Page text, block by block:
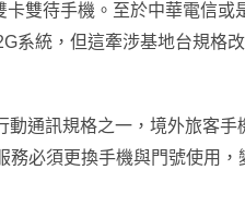
雙待手機。至於中華電信或
系統 ， 但這牽涉基地台規格
動通訊規格之一 ， 境外旅客手
務必須更換手機與門號使用 ，